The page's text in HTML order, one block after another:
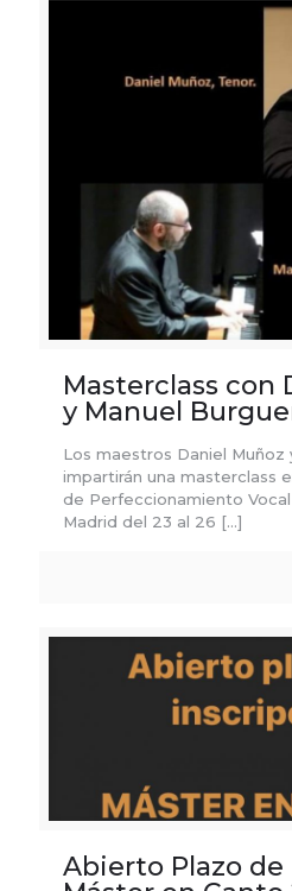
Masterclass con
y Manuel
Los maestros Daniel Muñoz
impartirán una masterclass
de Perfeccionamiento
Madrid del 23 al 26 […]
Abierto Plazo